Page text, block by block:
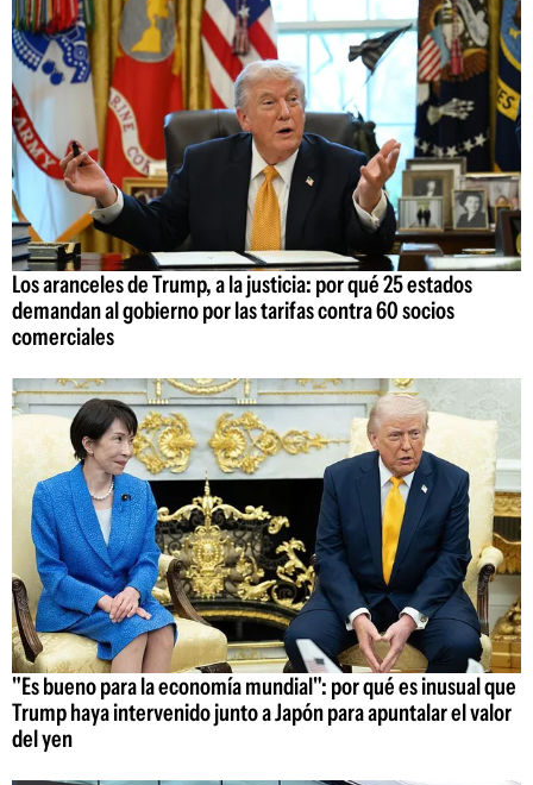
Los aranceles de Trump, a la justicia: por qué 25 estados
demandan al gobierno por las tarifas contra 60 socios
comerciales
"Es bueno para la economía mundial": por qué es inusual que
Trump haya intervenido junto a Japón para apuntalar el valor
del yen